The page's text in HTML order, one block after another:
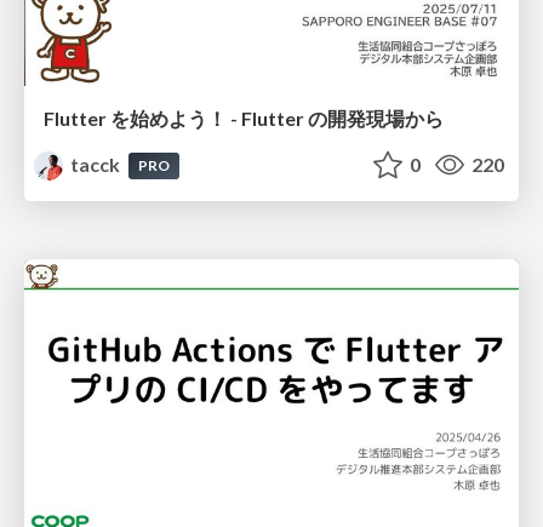
Flutter を始めよう！ - Flutter の開発現場から
tacck
PRO 0 220